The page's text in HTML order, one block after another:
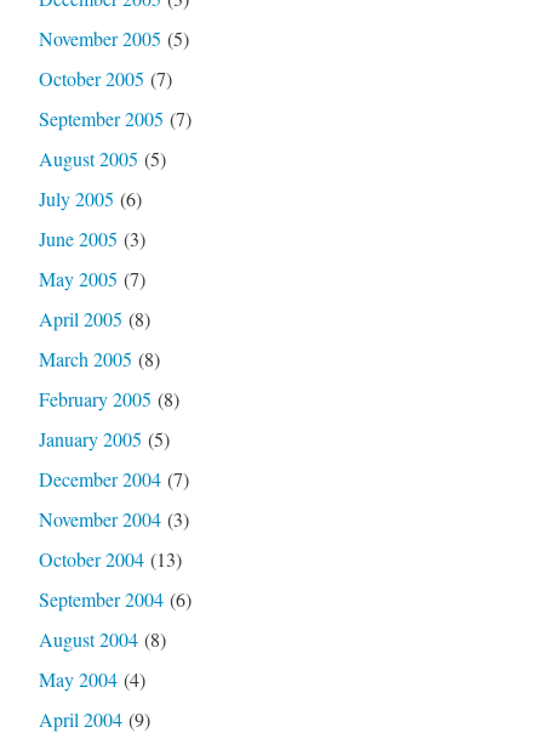
November 2005 (5)
October 2005 (7)
September 2005 (7)
August 2005 (5)
July 2005 (6)
June 2005 (3)
May 2005 (7)
April 2005 (8)
March 2005 (8)
February 2005 (8)
January 2005 (5)
December 2004(7)
November 2004(3)
October 2004(13)
September 2004(6)
August 2004(8)
May 2004(4)
April 2004(9)